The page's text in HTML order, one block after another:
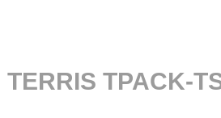
TERRIS TPACK-